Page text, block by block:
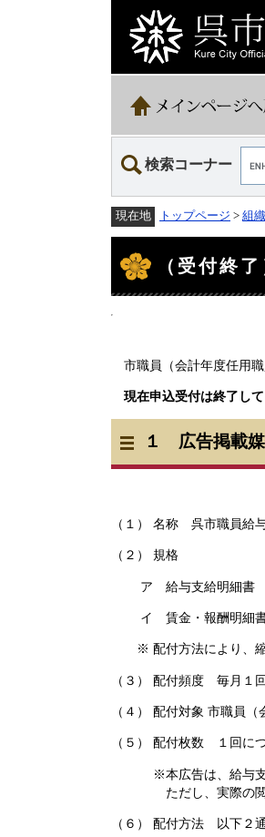
検索コーナー
カ
ス
ム
検
索
現在地 トップページ > 組
文
（受付終
市職員（会計年度任用
現在申込受付は終了して
１ 広告掲載
（１） 名称 呉市職員給
（２） 規格
ア 給与支給明細書
イ 賃金・報酬明細書
※ 配付方法により、縮
（３） 配付頻度 毎月１
（４） 配付対象 市職員（
（５） 配付枚数 １回に
※本広告は、給与支給
ただし、実際の閲覧状
（６） 配付方法 以下２